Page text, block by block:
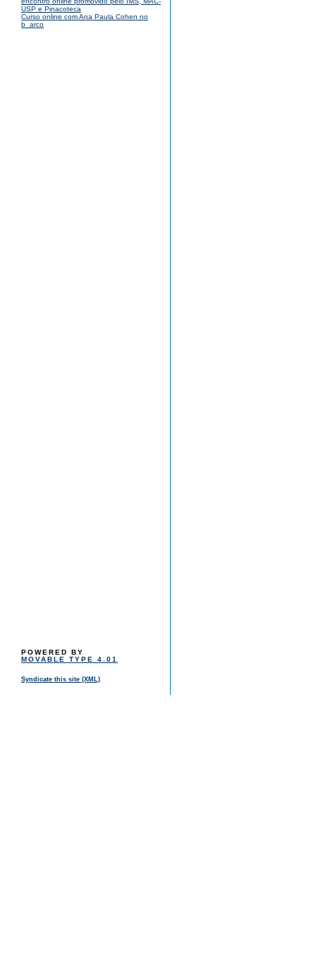
USP e Pinacoteca
Curso online com Ana Paula Cohen no
b_arco
POWERED BY
MOVABLE TYPE 4.01
Syndicate this site (XML)